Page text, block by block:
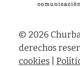
© 2026
derechos
cookies